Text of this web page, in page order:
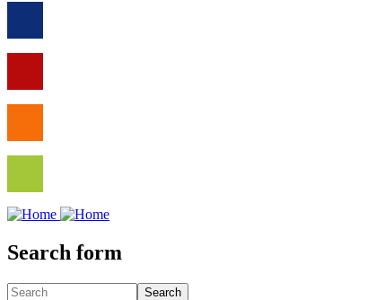
Search form
Search